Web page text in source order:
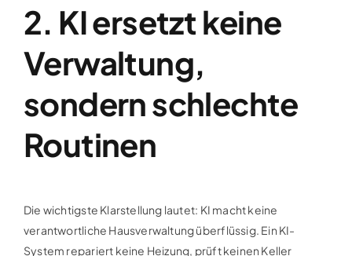
2. KI ersetzt keine
Verwaltung,
sondern schlechte
Routinen
Die wichtigste Klarstellung lautet: KI macht keine
verantwortliche Hausverwaltung überflüssig. Ein KI-
System repariert keine Heizung, prüft keinen Keller